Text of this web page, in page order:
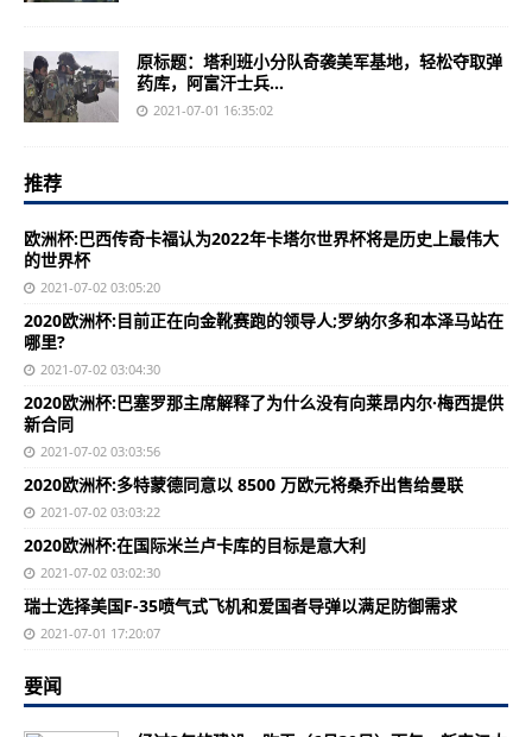
原标题：塔利班小分队奇袭美军基地，轻松夺取弹
药库，阿富汗士兵...
2021-07-01 16:35:02
推荐
欧洲杯:巴西传奇卡福认为2022年卡塔尔世界杯将是历史上最伟大
的世界杯
2021-07-02 03:05:20
2020欧洲杯:目前正在向金靴赛跑的领导人;罗纳尔多和本泽马站在
哪里?
2021-07-02 03:04:30
2020欧洲杯:巴塞罗那主席解释了为什么没有向莱昂内尔·梅西提供
新合同
2021-07-02 03:03:56
2020欧洲杯:多特蒙德同意以 8500 万欧元将桑乔出售给曼联
2021-07-02 03:03:22
2020欧洲杯:在国际米兰卢卡库的目标是意大利
2021-07-02 03:02:30
瑞士选择美国F-35喷气式飞机和爱国者导弹以满足防御需求
2021-07-01 17:20:07
要闻